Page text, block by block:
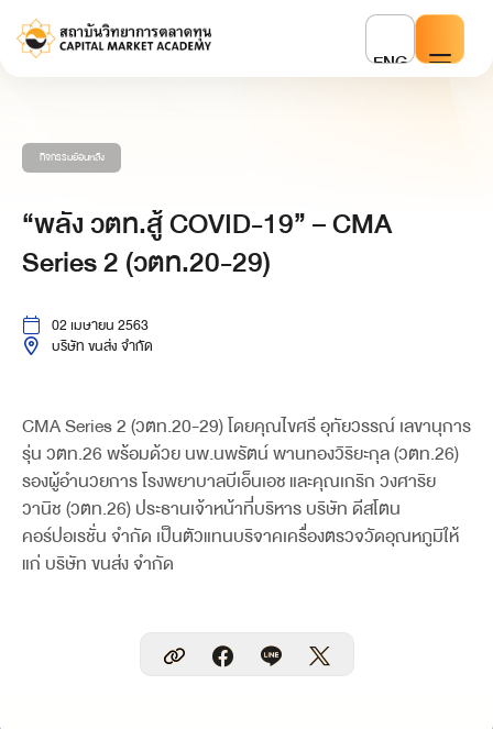
ENG
กิจกรรมย้อนหลัง
“พลัง วตท.สู้ COVID-19” – CMA
Series 2 (วตท.20-29)
02 เมษายน 2563
บริษัท ขนส่ง จำกัด
CMA Series 2 (วตท.20-29) โดยคุณไขศรี อุทัยวรรณ์ เลขานุการ
รุ่น วตท.26 พร้อมด้วย นพ.นพรัตน์ พานทองวิริยะกุล (วตท.26)
รองผู้อำนวยการ โรงพยาบาลบีเอ็นเอช และคุณเกริก วงศาริย
วานิช (วตท.26) ประธานเจ้าหน้าที่บริหาร บริษัท ดีสโตน
คอร์ปอเรชั่น จำกัด เป็นตัวแทนบริจาคเครื่องตรวจวัดอุณหภูมิให้
แก่ บริษัท ขนส่ง จำกัด